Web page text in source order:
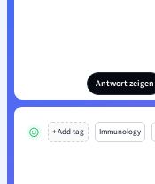
Antwort zeigen
+ Add tag Immunology